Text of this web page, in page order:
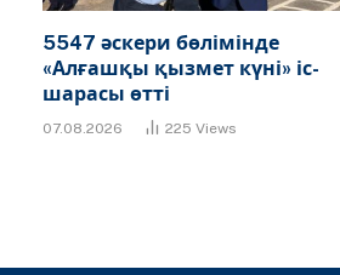
5547 әскери бөлімінде
«Алғашқы қызмет күні» іс-
шарасы өтті
07.08.2026 225 Views